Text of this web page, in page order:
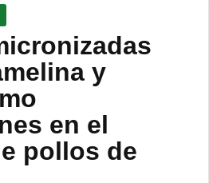
y
en el
pollos de